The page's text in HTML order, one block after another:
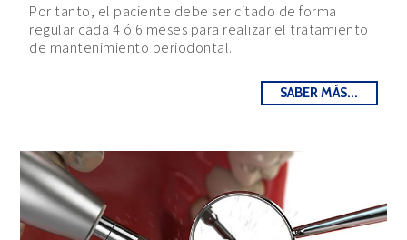
Por tanto, el paciente debe ser citado de forma
regular cada 4 ó 6 meses para realizar el tratamiento
de mantenimiento periodontal.
SABER MÁS...
¿QUÉ SON LAS ENFERMEDADES PERIODENTALES?​
GINGIVITIS
problemas bucodentales, como el sangrado, mal
aliento, retracción, movilidad de dientes e incluso
dolor, además repercute directamente en la salud
general; aumentando el riesgo cardiovascular,
diabético o partos prematuros.